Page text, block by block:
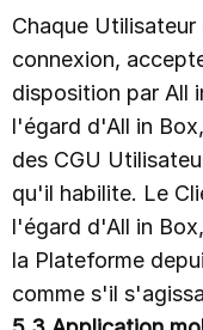
Chaque
connexion,
disposition par All
l'égard d'All in
des CGU
qu'il habilite. Le
l'égard d'All in
la Plateforme
comme s'il